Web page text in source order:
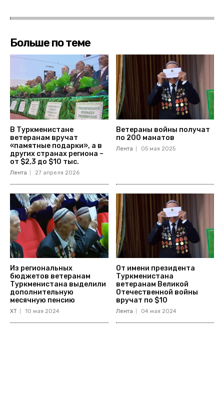
Больше по теме
В Туркменистане
ветеранам вручат
«памятные подарки», а в
других странах региона –
от $2,3 до $10 тыс.
Лента 27 апреля 2026
Ветераны войны получат
по 200 манатов
Лента 05 мая 2025
Из региональных
бюджетов ветеранам
Туркменистана выделили
дополнительную
месячную пенсию
ХТ 10 мая 2024
От имени президента
Туркменистана
ветеранам Великой
Отечественной войны
вручат по $10
Лента 04 мая 2024